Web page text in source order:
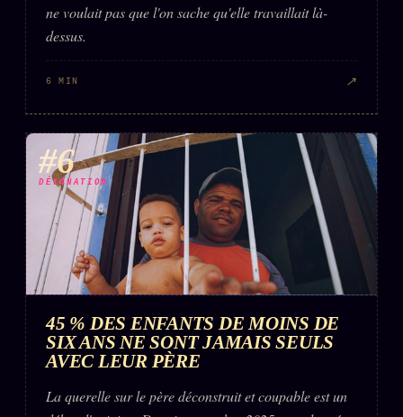
ne voulait pas que l'on sache qu'elle travaillait là-
dessus.
6 MIN ↗
#6
DÉTONATION
45 % DES ENFANTS DE MOINS DE
SIX ANS NE SONT JAMAIS SEULS
AVEC LEUR PÈRE
La querelle sur le père déconstruit et coupable est un